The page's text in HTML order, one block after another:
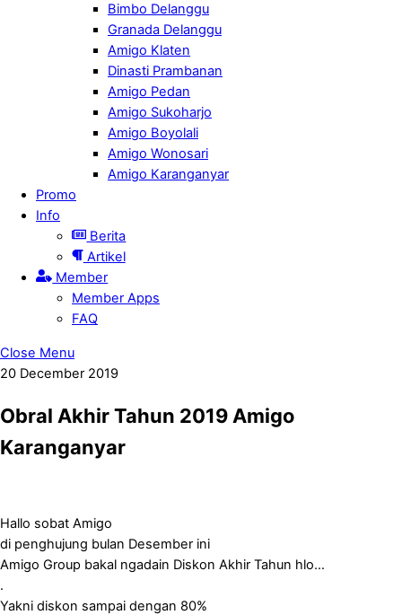
Bimbo Delanggu
Granada Delanggu
Amigo Klaten
Dinasti Prambanan
Amigo Pedan
Amigo Sukoharjo
Amigo Boyolali
Amigo Wonosari
Amigo Karanganyar
Promo
Info
Berita
Artikel
Member
Member Apps
FAQ
Close Menu
20 December 2019
Obral Akhir Tahun 2019 Amigo
Karanganyar
Hallo sobat Amigo
di penghujung bulan Desember ini
Amigo Group bakal ngadain Diskon Akhir Tahun hlo…
.
Yakni diskon sampai dengan 80%